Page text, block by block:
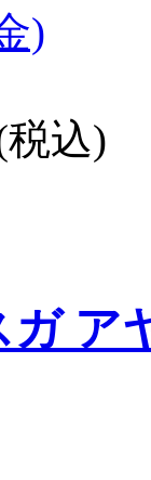
)
込)
ス